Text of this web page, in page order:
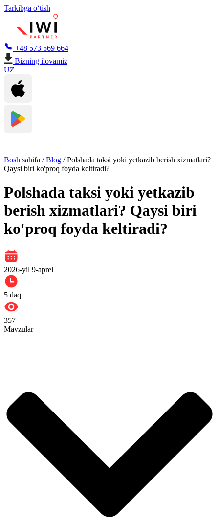
Tarkibga oʻtish
+48 573 569 664
Bizning ilovamiz
UZ
Bosh sahifa /Blog /Polshada taksi yoki yetkazib berish xizmatlari?
Qaysi biri ko'proq foyda keltiradi?
Polshada taksi yoki yetkazib
berish xizmatlari? Qaysi biri
ko'proq foyda keltiradi?
2026-yil 9-aprel
5 daq
357
Mavzular